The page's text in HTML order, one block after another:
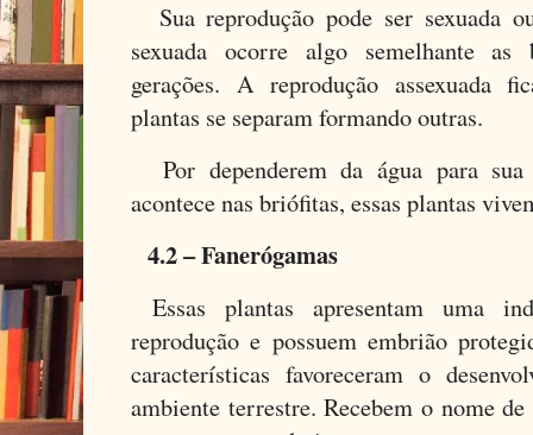
Sua reprodução pode ser sexuada
sexuada ocorre algo semelhante
gerações. A reprodução assexuada
plantas se separam formando outras.
Por dependerem da água para
acontece nas briófitas, essas plantas
4.2 – Fanerógamas
Essas plantas apresentam uma
reprodução e possuem embrião
características favoreceram o
ambiente terrestre. Recebem o nome